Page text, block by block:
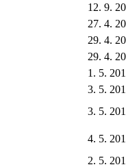
12. 9.
27. 4.
29. 4.
29. 4.
1. 5.
3. 5.
3. 5.
4. 5.
2. 5.